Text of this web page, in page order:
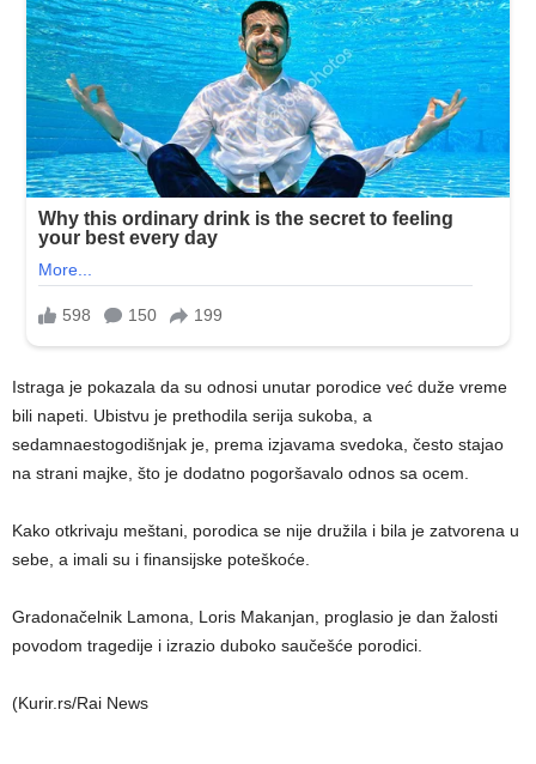
Istraga je pokazala da su odnosi unutar porodice već duže vreme
bili napeti. Ubistvu je prethodila serija sukoba, a
sedamnaestogodišnjak je, prema izjavama svedoka, često stajao
na strani majke, što je dodatno pogoršavalo odnos sa ocem.
Kako otkrivaju meštani, porodica se nije družila i bila je zatvorena u
sebe, a imali su i finansijske poteškoće.
Gradonačelnik Lamona, Loris Makanjan, proglasio je dan žalosti
povodom tragedije i izrazio duboko saučešće porodici.
(Kurir.rs/Rai News